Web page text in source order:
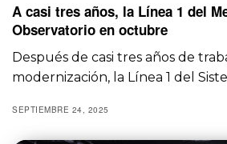
A casi tres años, la Línea 1 del
Observatorio en octubre
Después de casi tres años de
modernización, la Línea 1 del
SEPTIEMBRE 24, 2025